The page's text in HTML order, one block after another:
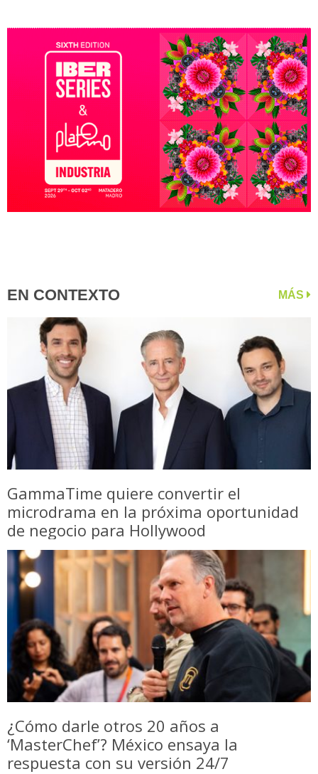
EN CONTEXTO MÁS
GammaTime quiere convertir el
microdrama en la próxima oportunidad
de negocio para Hollywood
¿Cómo darle otros 20 años a
‘MasterChef’? México ensaya la
respuesta con su versión 24/7